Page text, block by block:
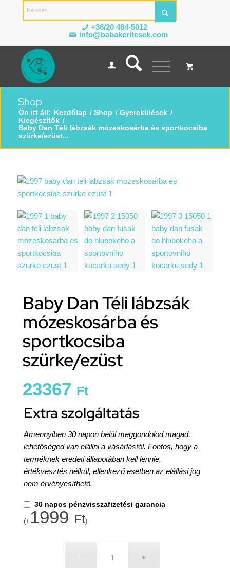
+36/20 484-5012
info@babakeritesek.com
Shop
Ön itt áll: Kezdőlap / Shop / Gyerekülések /
Kiegészítők /
Baby Dan Téli lábzsák mózeskosárba és sportkocsiba
szürke/ezüst...
Baby Dan Téli lábzsák
mózeskosárba és
sportkocsiba
szürke/ezüst
23367 Ft
Extra szolgáltatás
Amennyiben 30 napon belül meggondolod magad,
lehetőséged van elállni a vásárlástól. Fontos, hogy a
terméknek eredeti állapotában kell lennie,
értékvesztés nélkül, ellenkező esetben az elállási jog
nem érvényesíthető.
30 napos pénzvisszafizetési garancia
(+ 1999 Ft)